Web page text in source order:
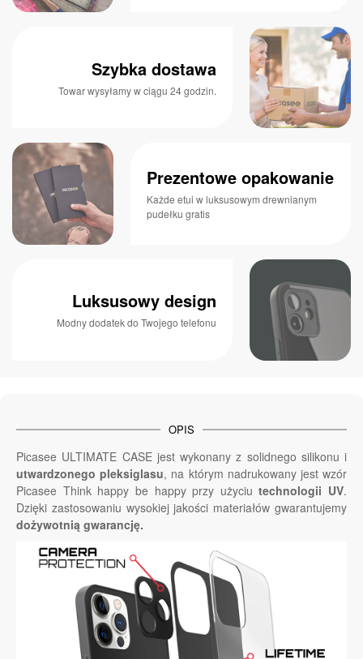
Szybka dostawa
Towar wysyłamy w ciągu 24 godzin.
Prezentowe opakowanie
Każde etui w luksusowym drewnianym
pudełku gratis
Luksusowy design
Modny dodatek do Twojego telefonu
OPIS
Picasee ULTIMATE CASE jest wykonany z solidnego silikonu i
utwardzonego pleksiglasu, na którym nadrukowany jest wzór
Picasee Think happy be happy przy użyciutechnologii UV.
Dzięki zastosowaniu wysokiej jakości materiałów gwarantujemy
dożywotnią gwarancję.